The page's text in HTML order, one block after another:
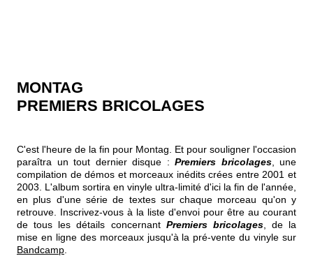
MONTAG
PREMIERS BRICOLAGES
C'est l'heure de la fin pour Montag. Et pour souligner l'occasion
paraîtra un tout dernier disque : Premiers bricolages, une
compilation de démos et morceaux inédits crées entre 2001 et
2003. L'album sortira en vinyle ultra-limité d'ici la fin de l'année,
en plus d'une série de textes sur chaque morceau qu'on y
retrouve. Inscrivez-vous à la liste d'envoi pour être au courant
de tous les détails concernant Premiers bricolages, de la
mise en ligne des morceaux jusqu'à la pré-vente du vinyle sur
Bandcamp